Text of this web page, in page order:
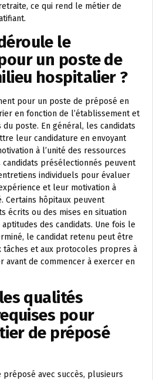
ce qui rend le métier de
le
un poste de
hospitalier ?
pour un poste de préposé en
en fonction de l’établissement et
poste. En général, les candidats
leur candidature en envoyant
à l’unité des ressources
candidats présélectionnés peuvent
individuels pour évaluer
et leur motivation à
Certains hôpitaux peuvent
écrits ou des mises en situation
des candidats. Une fois le
le candidat retenu peut être
tâches et aux protocoles propres à
avant de commencer à exercer en
qualités
pour
de préposé
avec succès, plusieurs